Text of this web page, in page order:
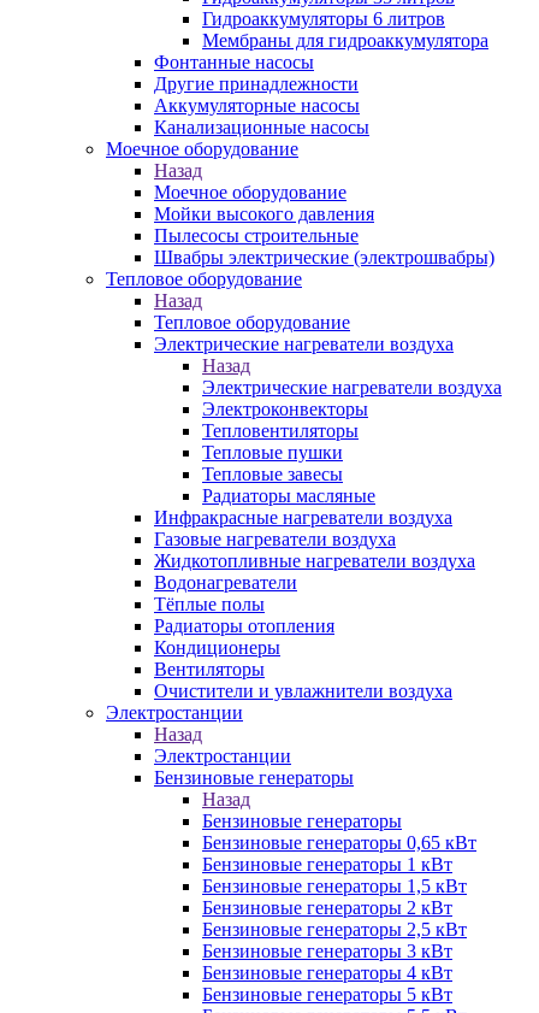
Гидроаккумуляторы 6 литров
Мембраны для гидроаккумулятора
Фонтанные насосы
Другие принадлежности
Аккумуляторные насосы
Канализационные насосы
Моечное оборудование
Назад
Моечное оборудование
Мойки высокого давления
Пылесосы строительные
Швабры электрические (электрошвабры)
Тепловое оборудование
Назад
Тепловое оборудование
Электрические нагреватели воздуха
Назад
Электрические нагреватели воздуха
Электроконвекторы
Тепловентиляторы
Тепловые пушки
Тепловые завесы
Радиаторы масляные
Инфракрасные нагреватели воздуха
Газовые нагреватели воздуха
Жидкотопливные нагреватели воздуха
Водонагреватели
Тёплые полы
Радиаторы отопления
Кондиционеры
Вентиляторы
Очистители и увлажнители воздуха
Электростанции
Назад
Электростанции
Бензиновые генераторы
Назад
Бензиновые генераторы
Бензиновые генераторы 0,65 кВт
Бензиновые генераторы 1 кВт
Бензиновые генераторы 1,5 кВт
Бензиновые генераторы 2 кВт
Бензиновые генераторы 2,5 кВт
Бензиновые генераторы 3 кВт
Бензиновые генераторы 4 кВт
Бензиновые генераторы 5 кВт